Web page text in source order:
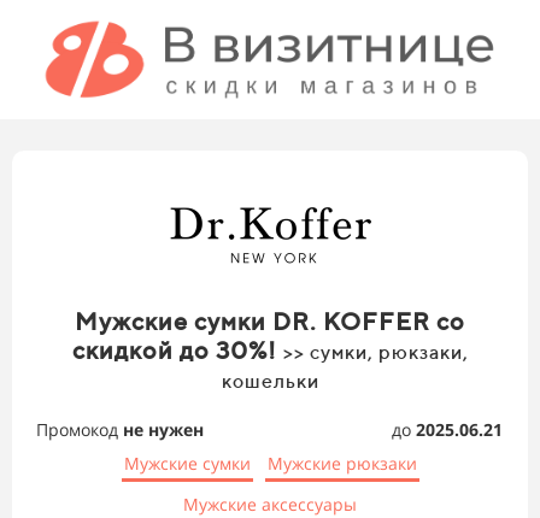
Мужские сумки DR. KOFFER со
скидкой до 30%! >> сумки, рюкзаки,
кошельки
Промокод не нужен до 2025.06.21
Мужские сумки
Мужские рюкзаки
Мужские аксессуары